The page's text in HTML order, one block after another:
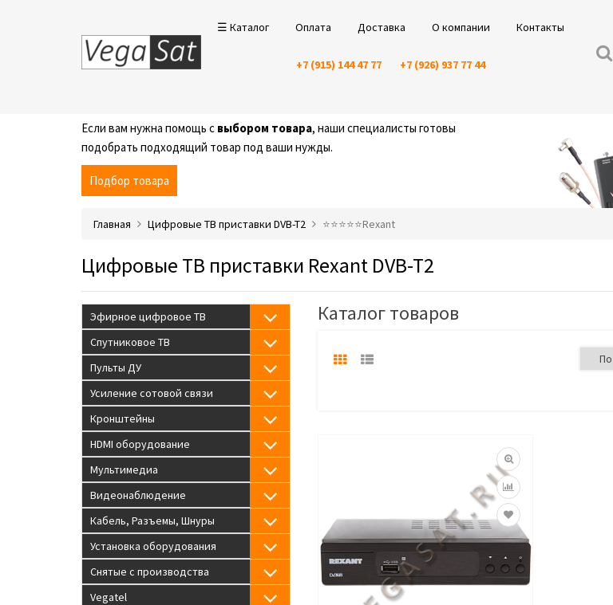
☰ Каталог Оплата Доставка О компании Контакты
+7 (915) 144 47 77 +7 (926) 937 77 44
Если вам нужна помощь с выбором товара, наши специалисты готовы
подобрать подходящий товар под ваши нужды.
Подбор товара
Главная Цифровые ТВ приставки DVB-T2 ⭐️⭐️⭐️⭐️⭐️Rexant
Цифровые ТВ приставки Rexant DVB-T2
Эфирное цифровое ТВ
Спутниковое ТВ
Пульты ДУ
Усиление сотовой связи
Кронштейны
HDMI оборудование
Мультимедиа
Видеонаблюдение
Кабель, Разъемы, Шнуры
Установка оборудования
Снятые с производства
Vegatel
Каталог товаров